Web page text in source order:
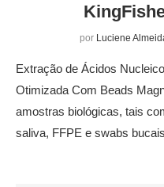
por Luciene
Extração de Ácidos
Otimizada Com Beads
amostras biológicas, tais
saliva, FFPE e swabs